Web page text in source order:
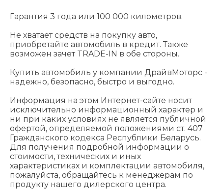
Гарантия 3 года или 100 000 километров.
Не хватает средств на покупку авто,
приобретайте автомобиль в кредит. Также
возможен зачет TRADE-IN в обе стороны.
Купить автомобиль у компании ДрайвМоторс -
надежно, безопасно, быстро и выгодно.
Информация на этом Интернет-сайте носит
исключительно информационный характер и
ни при каких условиях не является публичной
офертой, определяемой положениями cт. 407
Гражданского кодекса Республики Беларусь.
Для получения подробной информации о
стоимости, технических и иных
характеристиках и комплектации автомобиля,
пожалуйста, обращайтесь к менеджерам по
продукту нашего дилерского центра.